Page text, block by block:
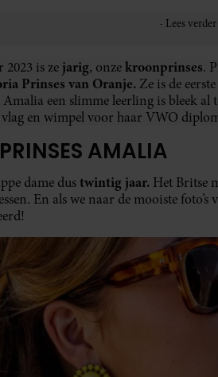
2023 is ze jarig, onzekroonprinses.
Prinses van Oranje. Ze is de
een slimme leerling is bleek al
vlag en wimpel voor haar VWO
AMALIA
dame dustwintig jaar. Het Britse
En als we naar de mooiste